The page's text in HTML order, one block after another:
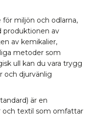
för miljön och odlarna,
produktionen av
av kemikalier,
metoder som
ull kan du vara trygg
och djurvänlig
är en
och textil som omfattar